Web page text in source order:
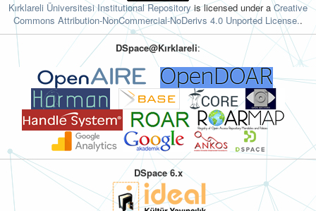
Kırklareli Üniversitesi Institutional Repositoryis licensed under aCreative
Commons Attribution-NonCommercial-NoDerivs 4.0 Unported License..
DSpace@Kırklareli:
DSpace 6.x